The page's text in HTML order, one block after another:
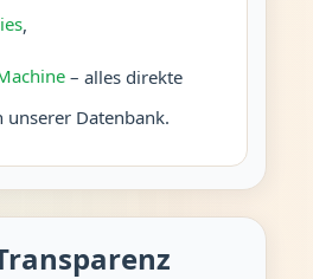
,
– alles direkte
Datenbank.